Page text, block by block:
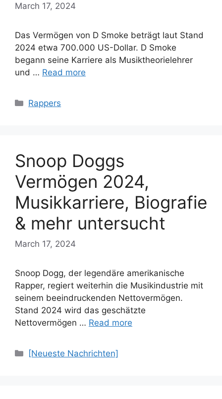
March 17, 2024
Das Vermögen von D Smoke beträgt laut Stand
2024 etwa 700.000 US-Dollar. D Smoke
begann seine Karriere als Musiktheorielehrer
und … Read more
Categories
Rappers
Snoop Doggs
Vermögen 2024,
Musikkarriere, Biografie
& mehr untersucht
March 17, 2024
Snoop Dogg, der legendäre amerikanische
Rapper, regiert weiterhin die Musikindustrie mit
seinem beeindruckenden Nettovermögen.
Stand 2024 wird das geschätzte
Nettovermögen … Read more
Categories
[Neueste Nachrichten]